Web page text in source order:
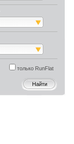
только RunFlat